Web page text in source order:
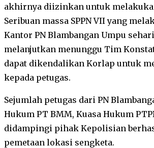
akhirnya diizinkan untuk
Seribuan massa SPPN VII yang
Kantor PN Blambangan Umpu
melanjutkan menunggu Tim
dapat dikendalikan Korlap untuk
kepada petugas.
Sejumlah petugas dari PN
Hukum PT BMM, Kuasa Hukum
didampingi pihak Kepolisian
pemetaan lokasi sengketa.